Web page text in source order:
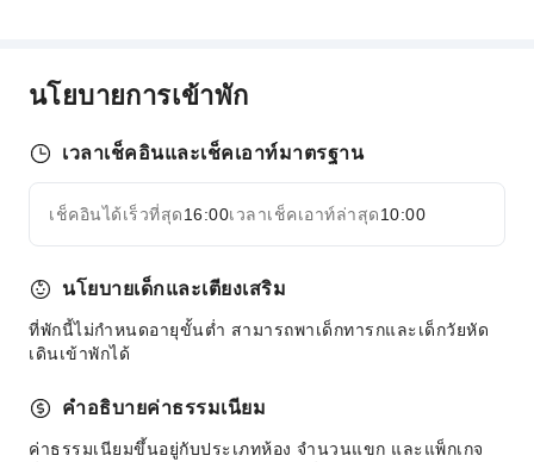
นโยบายการเข้าพัก
เวลาเช็คอินและเช็คเอาท์มาตรฐาน
เช็คอินได้เร็วที่สุด16:00เวลาเช็คเอาท์ล่าสุด10:00
นโยบายเด็กและเตียงเสริม
ที่พักนี้ไม่กำหนดอายุขั้นต่ำ สามารถพาเด็กทารกและเด็กวัยหัด
เดินเข้าพักได้
คำอธิบายค่าธรรมเนียม
ค่าธรรมเนียมขึ้นอยู่กับประเภทห้อง จำนวนแขก และแพ็กเกจ